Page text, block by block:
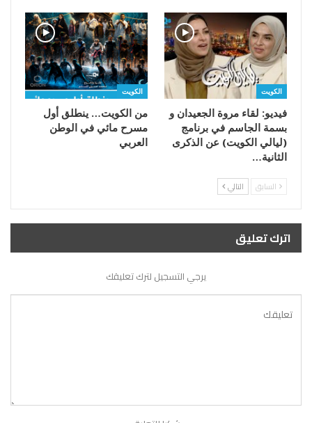
الكويت
فيديو: لقاء مروة الجعيدان و
بسمة الجاسم في برنامج
(ليالي الكويت) عن الذكرى
الثانية…
الكويت
من الكويت… ينطلق أول
مسرح مائي في الوطن
العربي
السابق التالي
اترك تعليق
يرجي التسجيل لترك تعليقك